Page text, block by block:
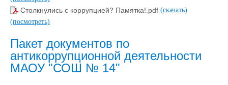
Столкнулись с коррупцией? Памятка!.pdf (скачать)
(посмотреть)
Пакет документов по
антикоррупционной деятельности
МАОУ "СОШ № 14"